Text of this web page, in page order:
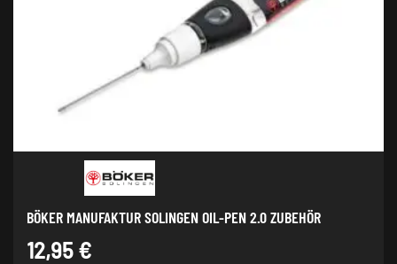
BÖKER MANUFAKTUR SOLINGEN OIL-PEN 2.0 ZUBEHÖR
12,95 €